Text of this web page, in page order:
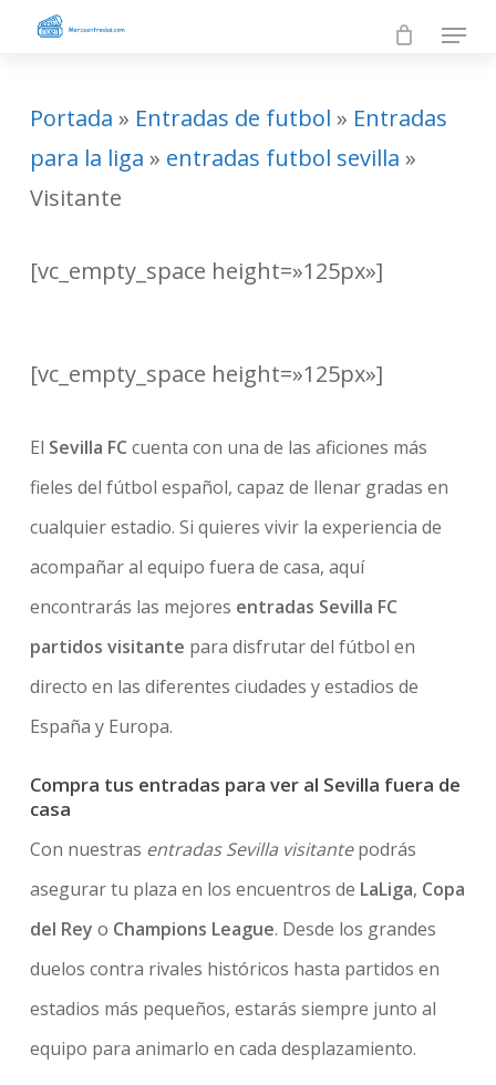
Skip
Menu
Portada » Entradas de futbol » Entradas
para la liga » entradas futbol sevilla »
Visitante
[vc_empty_space height=»125px»]
Entradas Sevilla
[vc_empty_space height=»125px»]
El Sevilla FC cuenta con una de las aficiones más
fieles del fútbol español, capaz de llenar gradas en
cualquier estadio. Si quieres vivir la experiencia de
acompañar al equipo fuera de casa, aquí
encontrarás las mejores entradas Sevilla FC
partidos visitante para disfrutar del fútbol en
directo en las diferentes ciudades y estadios de
España y Europa.
Compra tus entradas para ver al Sevilla fuera de
casa
Con nuestras entradas Sevilla visitantepodrás
asegurar tu plaza en los encuentros de LaLiga, Copa
del Rey o Champions League. Desde los grandes
duelos contra rivales históricos hasta partidos en
estadios más pequeños, estarás siempre junto al
equipo para animarlo en cada desplazamiento.